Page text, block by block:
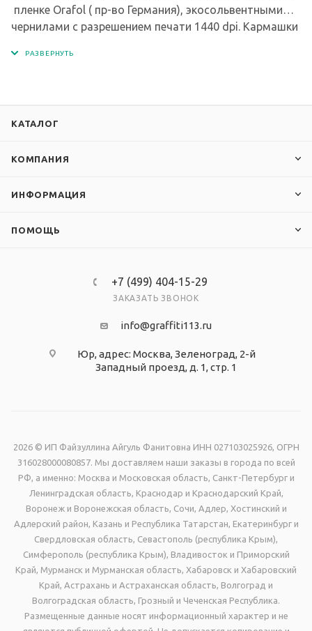
пленке Orafol ( пр-во Германия), экосольвентными
чернилами с разрешением печати 1440 dpi. Кармашки
прозрачного материала - ПЭТ.
КАТАЛОГ
КОМПАНИЯ
ИНФОРМАЦИЯ
ПОМОЩЬ
+7 (499) 404-15-29
ЗАКАЗАТЬ ЗВОНОК
info@graffiti113.ru
Юр, адрес: Москва, Зеленоград, 2-й
Западный проезд, д. 1, стр. 1
2026 © ИП Файзуллина Айгуль Фанитовна ИНН 027103025926, ОГРН
316028000080857. Мы доставляем наши заказы в города по всей
РФ, а именно: Москва и Московская область, Санкт-Петербург и
Ленинградская область, Краснодар и Краснодарский Край,
Воронеж и Воронежская область, Сочи, Адлер, Хостинский и
Адлерский район, Казань и Республика Татарстан, Екатеринбург и
Свердловская область, Севастополь (республика Крым),
Симферополь (республика Крым), Владивосток и Приморский
Край, Мурманск и Мурманская область, Хабаровск и Хабаровский
Край, Астрахань и Астраханская область, Волгоград и
Волгоградская область, Грозный и Чеченская Республика.
Размещенные данные носят информационный характер и не